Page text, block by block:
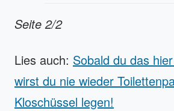
Seite 2/2
Lies auch: Sobald du das
wirst du nie wieder
Kloschüssel legen!